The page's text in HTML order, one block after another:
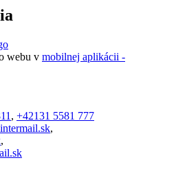
webu v mobilnej aplikácii -
, +42131 5581 777
,
,